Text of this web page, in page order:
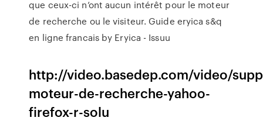
que ceux-ci n’ont aucun intérêt pour le moteur
de recherche ou le visiteur. Guide eryica s&q
en ligne francais by Eryica - Issuu
http://video.basedep.com/video/
moteur-de-recherche-yahoo-
firefox-r-solu